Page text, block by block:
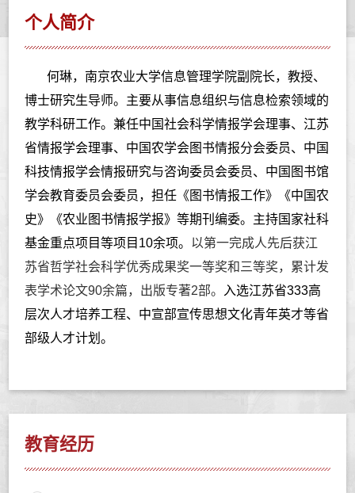
个人简介
何琳，南京农业大学信息管理学院副院长，教授、
博士研究生导师。主要从事信息组织与信息检索领域的
教学科研工作。兼任中国社会科学情报学会理事、江苏
省情报学会理事、中国农学会图书情报分会委员、中国
科技情报学会情报研究与咨询委员会委员、中国图书馆
学会教育委员会委员，担任《图书情报工作》《中国农
史》《农业图书情报学报》等期刊编委。主持国家社科
基金重点项目等项目 10余项。 以第一完成人先后获江
苏省哲学社会科学优秀成果奖一等奖和三等奖，累计发
表学术论文90余篇，出版专著2部。 入选江苏省333高
层次人才培养工程、中宣部宣传思想文化青年英才等省
部级人才计划。
教育经历